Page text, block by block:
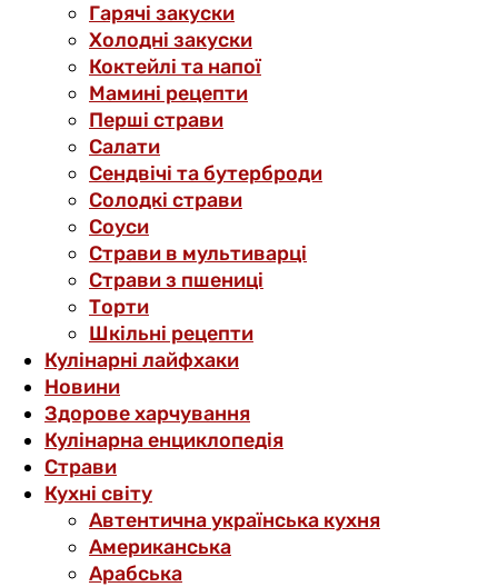
Гарячі закуски
Холодні закуски
Коктейлі та напої
Мамині рецепти
Перші страви
Салати
Сендвічі та бутерброди
Солодкі страви
Соуси
Страви в мультиварці
Страви з пшениці
Торти
Шкільні рецепти
Кулінарні лайфхаки
Новини
Здорове харчування
Кулінарна енциклопедія
Страви
Кухні світу
Автентична українська кухня
Американська
Арабська